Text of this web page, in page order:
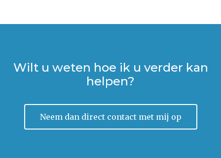
Wilt u weten hoe ik u verder kan
helpen?
Neem dan direct contact met mij op